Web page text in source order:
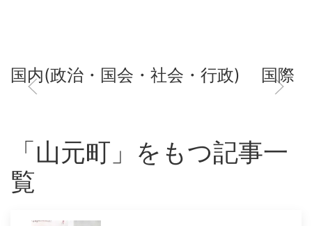
国内(政治・国会・社会・行政) 国際
「山元町」をもつ記事一
覧